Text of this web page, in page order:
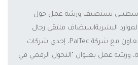
يستضيف ورشة عمل حول
البشريةاستضاف ملتقى رجال
الأعمال الفلسطيني، بالتعاون مع شركة PalTec، إحدى شركات
ورشة عمل بعنوان "التحول الرقمي في
المزيد